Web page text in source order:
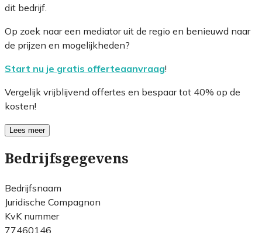
dit bedrijf.
Op zoek naar een mediator uit de regio en benieuwd naar
de prijzen en mogelijkheden?
Start nu je gratis offerteaanvraag!
Vergelijk vrijblijvend offertes en bespaar tot 40% op de
kosten!
Lees meer
Bedrijfsgegevens
Bedrijfsnaam
Juridische Compagnon
KvK nummer
77460146